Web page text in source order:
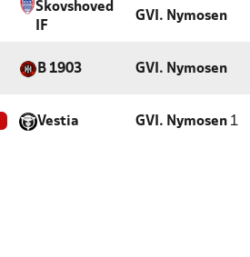
Skovshoved
IF
GVI. Nymosen
B 1903 GVI. Nymosen
Vestia GVI. Nymosen 1